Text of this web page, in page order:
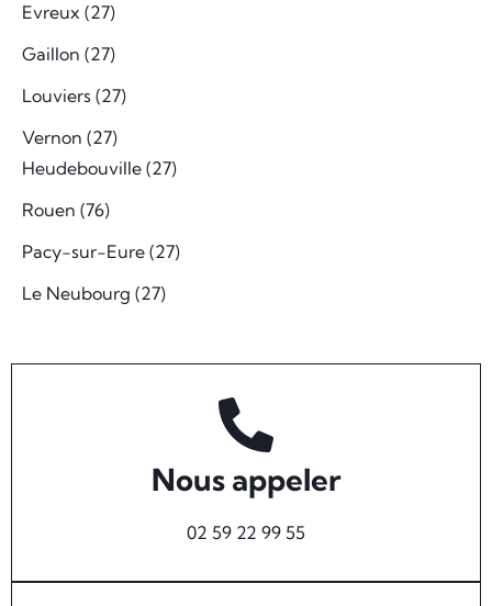
Evreux (27)
Gaillon (27)
Louviers (27)
Vernon (27)
Heudebouville (27)
Rouen (76)
Pacy-sur-Eure (27)
Le Neubourg (27)
Nous appeler
02 59 22 99 55